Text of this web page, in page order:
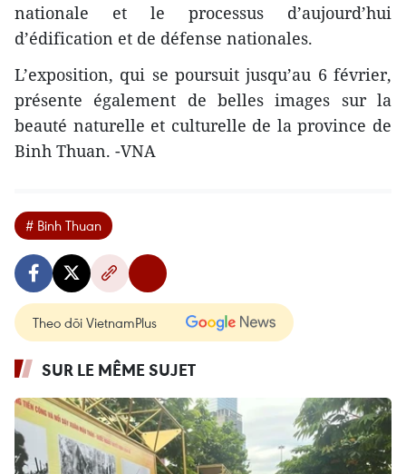
nationale et le processus d’aujourd’hui
d’édification et de défense nationales.
L’exposition, qui se poursuit jusqu’au 6 février,
présente également de belles images sur la
beauté naturelle et culturelle de la province de
Binh Thuan. -VNA
# Binh Thuan
Theo dõi VietnamPlus
SUR LE MÊME SUJET